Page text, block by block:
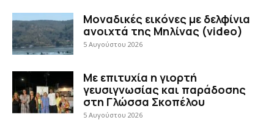
Μοναδικές εικόνες με δελφίνια
ανοιχτά της Μηλίνας (video)
5 Αυγούστου 2026
Με επιτυχία η γιορτή
γευσιγνωσίας και παράδοσης
στη Γλώσσα Σκοπέλου
5 Αυγούστου 2026